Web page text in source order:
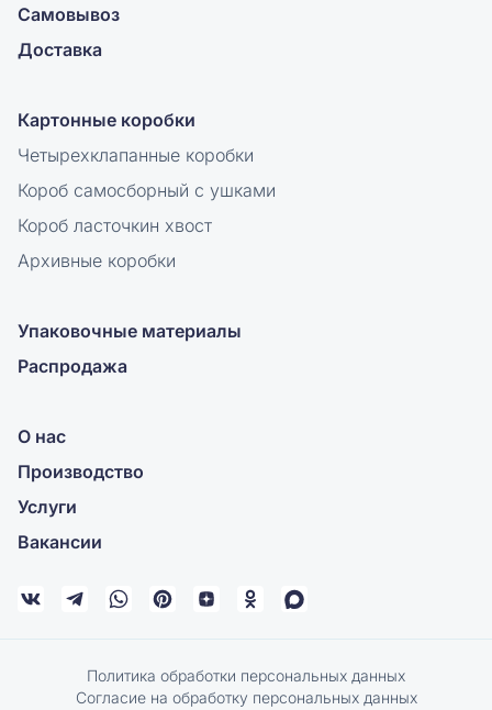
Самовывоз
Доставка
Картонные коробки
Четырехклапанные коробки
Короб самосборный с ушками
Короб ласточкин хвост
Архивные коробки
Упаковочные материалы
Распродажа
О нас
Производство
Услуги
Вакансии
Политика обработки персональных данных
Согласие на обработку персональных данных